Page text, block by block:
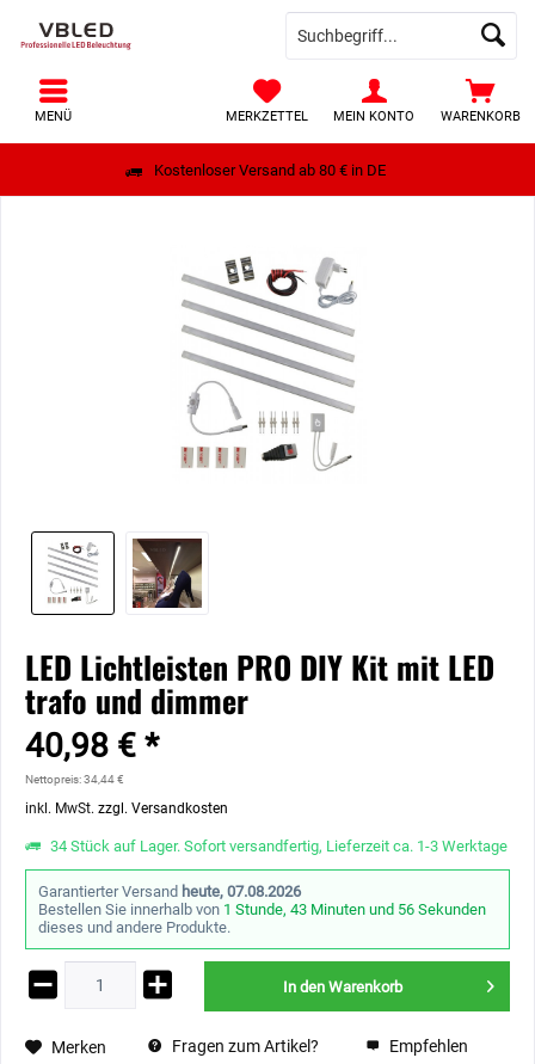
Kostenloser Versand ab 80 € in DE
WARENKORB
MERKZETTEL MEIN KONTO
MENÜ
LED Lichtleisten PRO DIY Kit mit LED
trafo und dimmer
40,98 € *
Nettopreis: 34,44 €
inkl. MwSt. zzgl. Versandkosten
34 Stück auf Lager. Sofort versandfertig, Lieferzeit ca. 1-3 Werktage
Garantierter Versand heute, 07.08.2026
Bestellen Sie innerhalb von 1 Stunde, 43 Minuten und 56 Sekunden
dieses und andere Produkte.
In den Warenkorb
Merken Fragen zum Artikel? Empfehlen